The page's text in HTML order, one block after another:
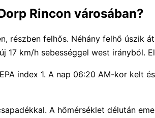
Rincon városában?
részben felhős. Néhány felhő úszik
17 km/h sebességgel west irányból.
index 1. A nap 06:20 AM-kor kelt
A hőmérséklet délután